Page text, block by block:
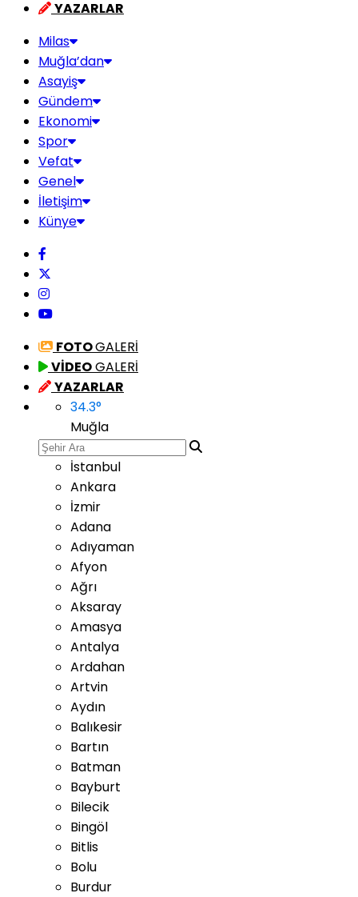
YAZARLAR
Milas
Muğla’dan
Asayiş
Gündem
Ekonomi
Spor
Vefat
Genel
İletişim
Künye
FOTOGALERİ
VİDEOGALERİ
YAZARLAR
34.3°
Muğla
İstanbul
Ankara
İzmir
Adana
Adıyaman
Afyon
Ağrı
Aksaray
Amasya
Antalya
Ardahan
Artvin
Aydın
Balıkesir
Bartın
Batman
Bayburt
Bilecik
Bingöl
Bitlis
Bolu
Burdur